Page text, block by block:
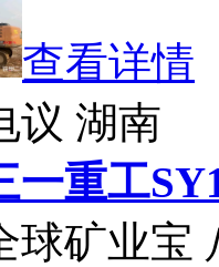
查看详情
议 湖南
一重工
球矿业宝